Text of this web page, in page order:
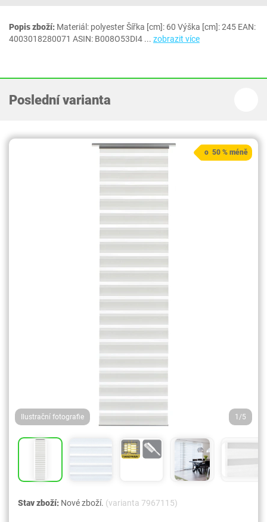
Popis zboží: Materiál: polyester Šířka [cm]: 60 Výška [cm]: 245 EAN:
4003018280071 ASIN: B008O53DI4 ... zobrazit více
Poslední varianta
Ilustrační fotografie 1/5
o 50 % méně
Stav zboží: Nové zboží. (varianta 7967115)